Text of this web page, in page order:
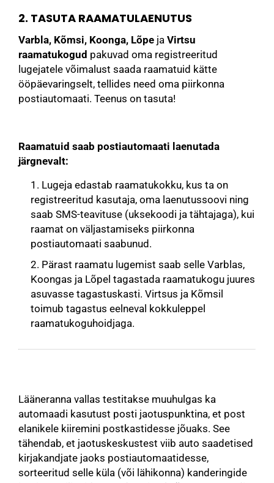
2. TASUTA RAAMATULAENUTUS
Varbla, Kõmsi, Koonga, Lõpe ja Virtsu
raamatukogud pakuvad oma registreeritud
lugejatele võimalust saada raamatuid kätte
ööpäevaringselt, tellides need oma piirkonna
postiautomaati. Teenus on tasuta!
Raamatuid saab postiautomaati laenutada
järgnevalt:
Lugeja edastab raamatukokku, kus ta on
registreeritud kasutaja, oma laenutussoovi ning
saab SMS-teavituse (uksekoodi ja tähtajaga), kui
raamat on väljastamiseks piirkonna
postiautomaati saabunud.
Pärast raamatu lugemist saab selle Varblas,
Koongas ja Lõpel tagastada raamatukogu juures
asuvasse tagastuskasti. Virtsus ja Kõmsil
toimub tagastus eelneval kokkuleppel
raamatukoguhoidjaga.
Lääneranna vallas testitakse muuhulgas ka
automaadi kasutust posti jaotuspunktina, et post
elanikele kiiremini postkastidesse jõuaks. See
tähendab, et jaotuskeskustest viib auto saadetised
kirjakandjate jaoks postiautomaatidesse,
sorteeritud selle küla (või lähikonna) kanderingide